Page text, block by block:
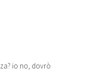
io no, dovrò